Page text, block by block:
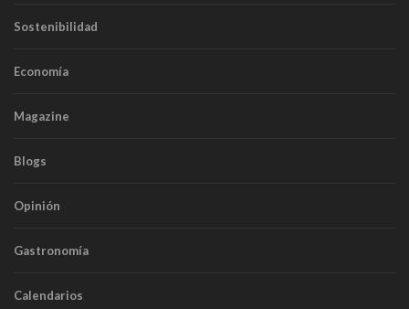
Sostenibilidad
Economía
Magazine
Blogs
Opinión
Gastronomía
Calendarios